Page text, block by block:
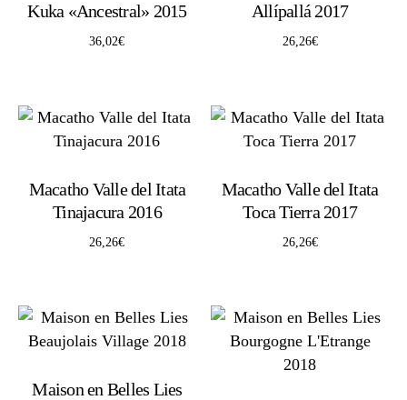
Kuka «Ancestral» 2015
36,02€
Allípallá 2017
26,26€
Macatho Valle del Itata
Tinajacura 2016
26,26€
Macatho Valle del Itata
Toca Tierra 2017
26,26€
Maison en Belles Lies